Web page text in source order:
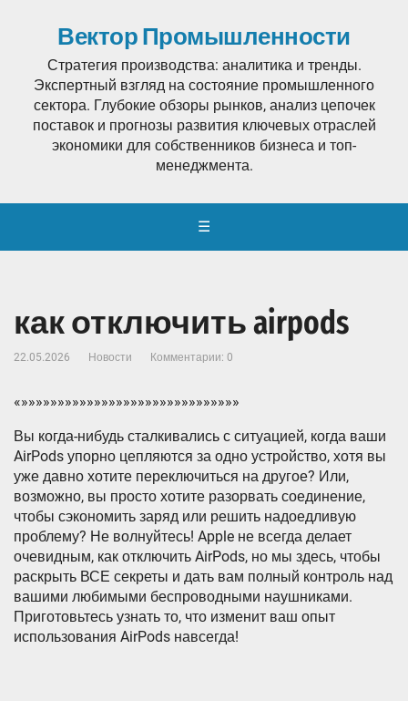
Вектор Промышленности
Стратегия производства: аналитика и тренды.
Экспертный взгляд на состояние промышленного
сектора. Глубокие обзоры рынков, анализ цепочек
поставок и прогнозы развития ключевых отраслей
экономики для собственников бизнеса и топ-
менеджмента.
☰
как отключить airpods
22.05.2026 Новости Комментарии: 0
«»»»»»»»»»»»»»»»»»»»»»»»»»»»»»»
Вы когда-нибудь сталкивались с ситуацией, когда ваши
AirPods упорно цепляются за одно устройство, хотя вы
уже давно хотите переключиться на другое? Или,
возможно, вы просто хотите разорвать соединение,
чтобы сэкономить заряд или решить надоедливую
проблему? Не волнуйтесь! Apple не всегда делает
очевидным, как отключить AirPods, но мы здесь, чтобы
раскрыть ВСЕ секреты и дать вам полный контроль над
вашими любимыми беспроводными наушниками.
Приготовьтесь узнать то, что изменит ваш опыт
использования AirPods навсегда!